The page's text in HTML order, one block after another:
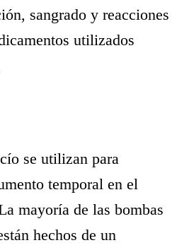
sangrado y reacciones
utilizados
se utilizan para
temporal en el
mayoría de las bombas
hechos de un